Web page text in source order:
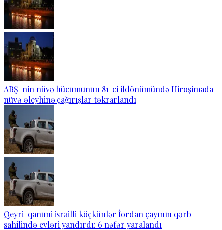
ABŞ-nin nüvə hücumunun 81-ci ildönümündə Hiroşimada
nüvə əleyhinə çağırışlar təkrarlandı
Qeyri-qanuni israilli köçkünlər İordan çayının qərb
sahilində evləri yandırdı: 6 nəfər yaralandı